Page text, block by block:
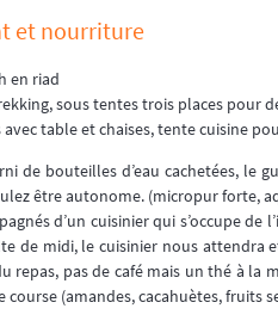
et nourriture
en riad
sous tentes trois places pour
avec table et chaises, tente cuisine
de bouteilles d’eau cachetées, le
être autonome. (micropur forte,
d’un cuisinier qui s’occupe
de midi, le cuisinier nous attendra
repas, pas de café mais un thé à
course (amandes, cacahuètes, fruits